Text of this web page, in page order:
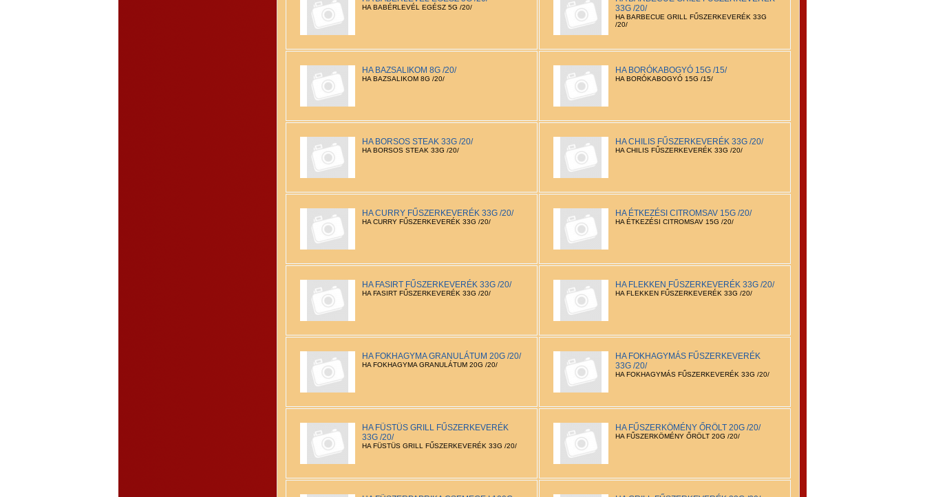
HA BABÉRLEVÉL EGÉSZ 5G /20/
33G /20/
HA BARBECUE GRILL FŰSZERKEVERÉK 33G
/20/
HA BAZSALIKOM 8G /20/
HA BAZSALIKOM 8G /20/
HA BORÓKABOGYÓ 15G /15/
HA BORÓKABOGYÓ 15G /15/
HA BORSOS STEAK 33G /20/
HA BORSOS STEAK 33G /20/
HA CHILIS FŰSZERKEVERÉK 33G /20/
HA CHILIS FŰSZERKEVERÉK 33G /20/
HA CURRY FŰSZERKEVERÉK 33G /20/
HA CURRY FŰSZERKEVERÉK 33G /20/
HA ÉTKEZÉSI CITROMSAV 15G /20/
HA ÉTKEZÉSI CITROMSAV 15G /20/
HA FASIRT FŰSZERKEVERÉK 33G /20/
HA FASIRT FŰSZERKEVERÉK 33G /20/
HA FLEKKEN FŰSZERKEVERÉK 33G /20/
HA FLEKKEN FŰSZERKEVERÉK 33G /20/
HA FOKHAGYMA GRANULÁTUM 20G /20/
HA FOKHAGYMA GRANULÁTUM 20G /20/
HA FOKHAGYMÁS FŰSZERKEVERÉK
33G /20/
HA FOKHAGYMÁS FŰSZERKEVERÉK 33G /20/
HA FÜSTÜS GRILL FŰSZERKEVERÉK
33G /20/
HA FÜSTÜS GRILL FŰSZERKEVERÉK 33G /20/
HA FŰSZERKÖMÉNY ŐRÖLT 20G /20/
HA FŰSZERKÖMÉNY ŐRÖLT 20G /20/